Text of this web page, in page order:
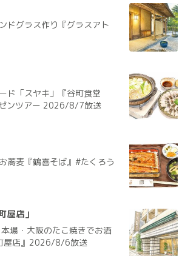
ドグラス作り『グラスアト
ド「スヤキ」『谷町食堂
ゼンツアー 2026/8/7放送
蕎麦『鶴喜そば』#たくろう
屋店」
場・大阪のたこ焼きでお酒
屋店』2026/8/6放送